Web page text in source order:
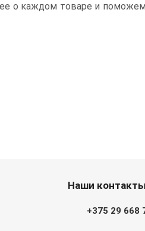
о каждом товаре и
Наши контакты
+375 29 668